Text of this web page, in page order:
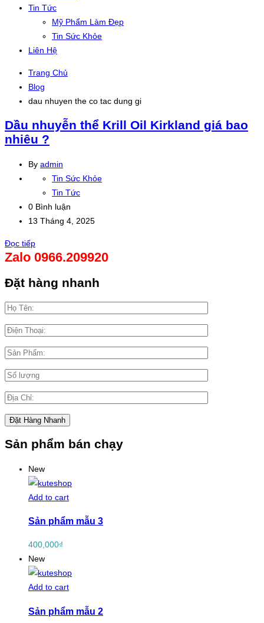
Tin Tức
Mỹ Phẩm Làm Đẹp
Tin Sức Khỏe
Liên Hệ
Trang Chủ
Blog
dau nhuyen the co tac dung gi
Dầu nhuyễn thể Krill Oil Kirkland giá bao
nhiêu ?
By admin
Tin Sức Khỏe
Tin Tức
0 Bình luận
13 Tháng 4, 2025
Đọc tiếp
Zalo 0966.209920
Đặt hàng nhanh
Sản phẩm bán chạy
New
Add to cart
Sản phẩm mẫu 3
400,000₫
New
Add to cart
Sản phẩm mẫu 2